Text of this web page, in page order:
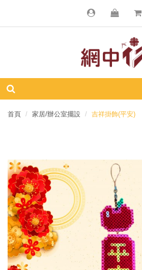
首頁 家居/辦公室擺設 吉祥掛飾(平安)